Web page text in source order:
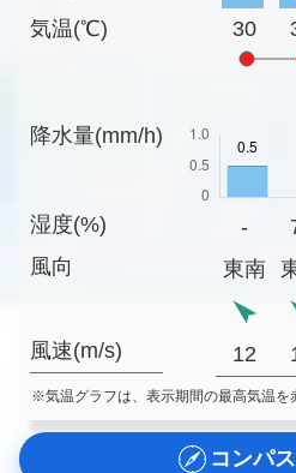
気温(℃)
降水量(mm/h)
湿度(%)
風向
風速(m/s)
30
-
東南
12
※気温グラフは、表示期間の最高気温を
コンパ